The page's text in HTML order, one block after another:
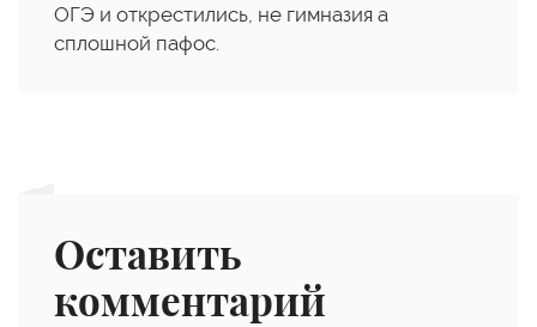
ОГЭ и открестились, не гимназия а
сплошной пафос.
Оставить
комментарий